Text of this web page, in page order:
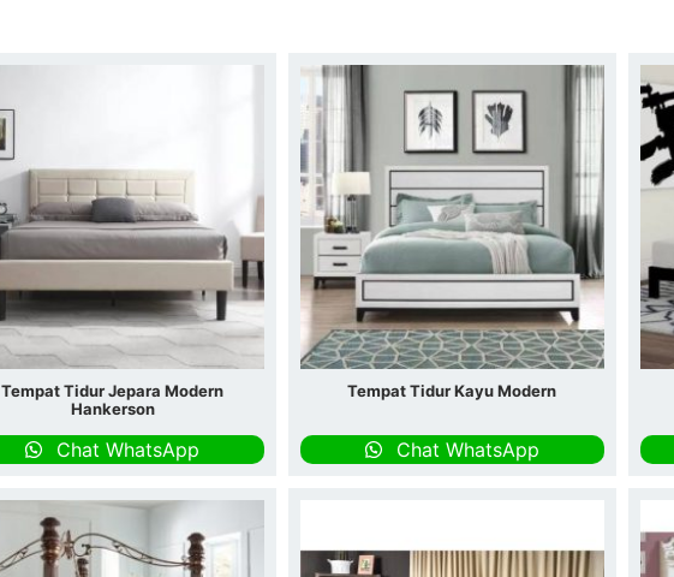
Tempat Tidur Jepara Modern
Hankerson
Chat WhatsApp
Tempat Tidur Kayu Modern
Chat WhatsApp